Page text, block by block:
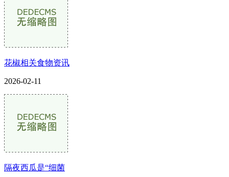
花椒相关食物资讯
2026-02-11
隔夜西瓜是“细菌